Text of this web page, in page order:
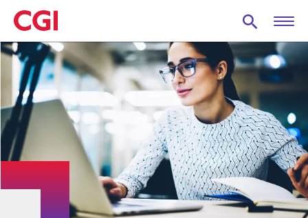
Skip
to
main
content